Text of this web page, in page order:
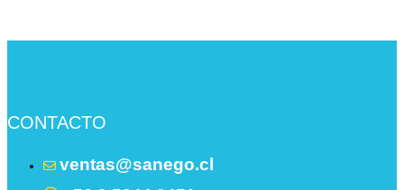
CONTACTO
ventas@sanego.cl